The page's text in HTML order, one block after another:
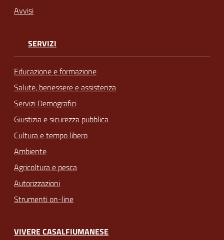
Avvisi
SERVIZI
Educazione e formazione
Salute, benessere e assistenza
Servizi Demografici
Giustizia e sicurezza pubblica
Cultura e tempo libero
Ambiente
Agricoltura e pesca
Autorizzazioni
Strumenti on-line
VIVERE CASALFIUMANESE